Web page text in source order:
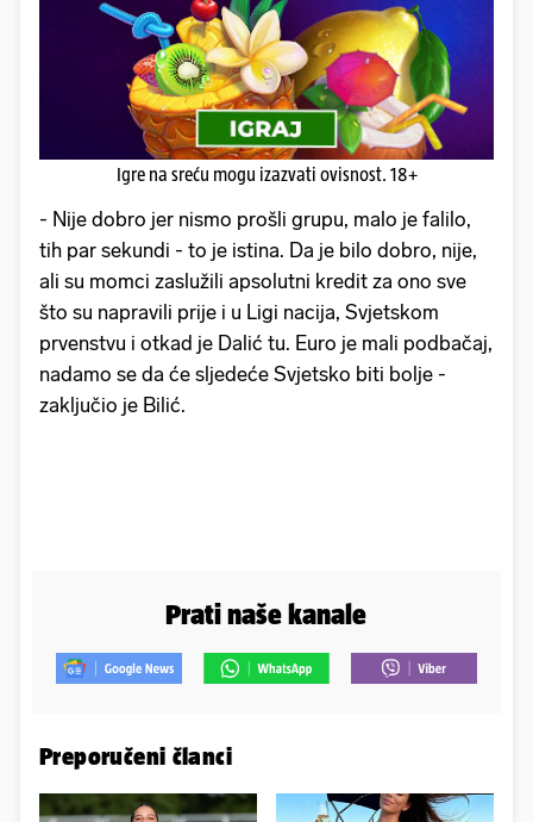
Igre na sreću mogu izazvati ovisnost. 18+
- Nije dobro jer nismo prošli grupu, malo je falilo,
tih par sekundi - to je istina. Da je bilo dobro, nije,
ali su momci zaslužili apsolutni kredit za ono sve
što su napravili prije i u Ligi nacija, Svjetskom
prvenstvu i otkad je Dalić tu. Euro je mali podbačaj,
nadamo se da će sljedeće Svjetsko biti bolje -
zaključio je Bilić.
Prati naše kanale
Preporučeni članci